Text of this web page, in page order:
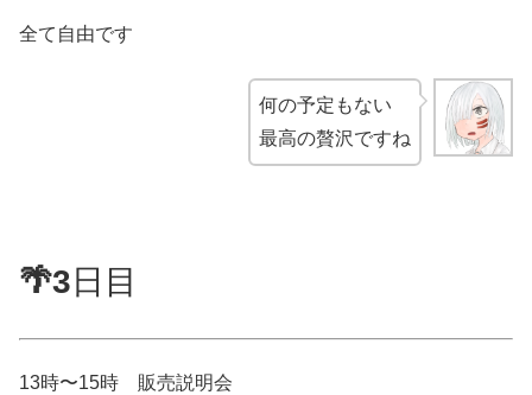
全て自由です
何の予定もない
最高の贅沢ですね
🌴3 日目
13時〜15時 販売説明会